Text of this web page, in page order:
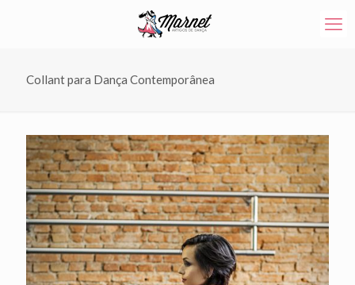
Collant para Dança Contemporânea